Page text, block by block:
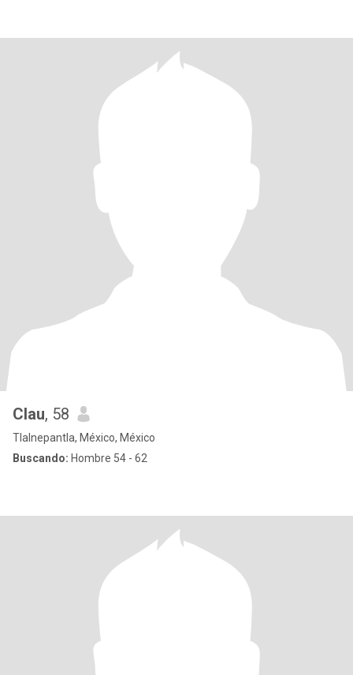
Clau, 58
Tlalnepantla, México, México
Buscando: Hombre 54 - 62